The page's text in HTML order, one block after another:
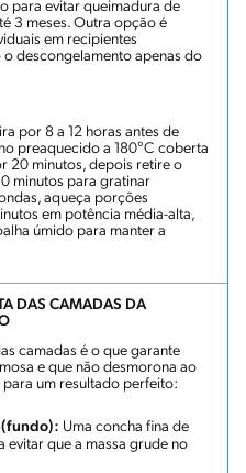
para evitar queimadura de
3 meses. Outra opção é
em recipientes
descongelamento apenas do
por 8 a 12 horas antes de
preaquecido a 180°C coberta
20 minutos, depois retire o
minutos para gratinar
aqueça porções
em potência média-alta,
úmido para manter a
DAS CAMADAS DA
camadas é o que garante
e que não desmorona ao
para um resultado perfeito:
(fundo): Uma concha fina de
evitar que a massa grude no